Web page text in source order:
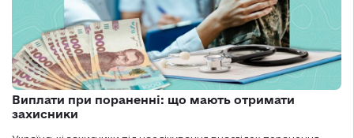
Виплати при пораненні: що мають отримати
захисники